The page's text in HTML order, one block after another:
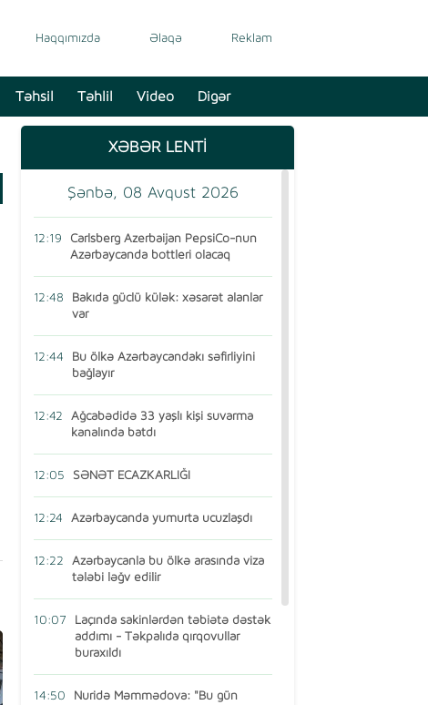
Haqqımızda Əlaqə Reklam
Təhsil Təhlil Video Digər
XƏBƏR LENTİ
Şənbə, 08 Avqust 2026
12:19
Carlsberg Azerbaijan PepsiCo-nun
Azərbaycanda bottleri olacaq
12:48
Bakıda güclü külək: xəsarət alanlar
var
12:44
Bu ölkə Azərbaycandakı səfirliyini
bağlayır
12:42
Ağcabədidə 33 yaşlı kişi suvarma
kanalında batdı
12:05 SƏNƏT ECAZKARLIĞI
12:24 Azərbaycanda yumurta ucuzlaşdı
12:22
Azərbaycanla bu ölkə arasında viza
tələbi ləğv edilir
10:07
Laçında sakinlərdən təbiətə dəstək
addımı - Təkpalıda qırqovullar
buraxıldı
14:50
Nuridə Məmmədova: "Bu gün